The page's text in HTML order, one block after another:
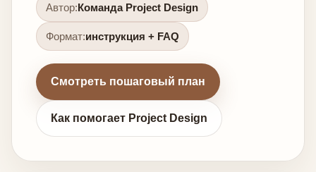
Автор:Команда Project Design
Формат:инструкция + FAQ
Смотреть пошаговый план
Как помогает Project Design